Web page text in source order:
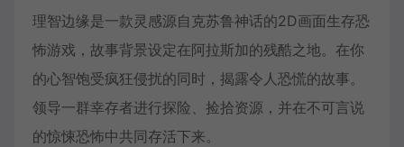
理智边缘是一款灵感源自克苏鲁神话的2D画面生存恐
怖游戏，故事背景设定在阿拉斯加的残酷之地。在你
的心智饱受疯狂侵扰的同时，揭露令人恐慌的故事。
领导一群幸存者进行探险、捡拾资源，并在不可言说
的惊悚恐怖中共同存活下来。